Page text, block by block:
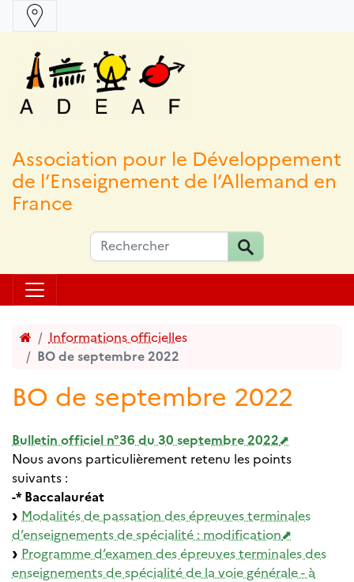
Association pour le Développement
de l’Enseignement de l’Allemand en
France
Accueil
Informations officielles
BO de septembre 2022
BO de septembre 2022
Bulletin officiel n°36 du 30 septembre 2022
Nous avons particulièrement retenu les points
suivants :
-* Baccalauréat
Modalités de passation des épreuves terminales
d’enseignements de spécialité : modification
Programme d’examen des épreuves terminales des
enseignements de spécialité de la voie générale - à